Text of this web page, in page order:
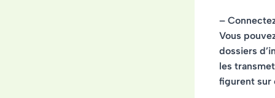
–
Vous
dossiers
les
figurent sur